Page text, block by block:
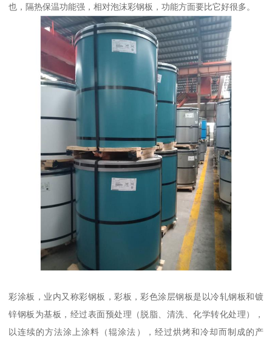
也，隔热保温功能强，相对泡沫彩钢板，功能方面要比它好很多。
彩涂板，业内又称彩钢板，彩板，彩色涂层钢板是以冷轧钢板和镀
锌钢板为基板，经过表面预处理（脱脂、清洗、化学转化处理），
以连续的方法涂上涂料（辊涂法），经过烘烤和冷却而制成的产